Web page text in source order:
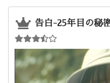
告白-25年目の秘